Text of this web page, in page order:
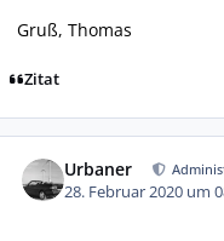
Gruß, Thomas
Zitat
Urbaner
28. Februar 2020 um